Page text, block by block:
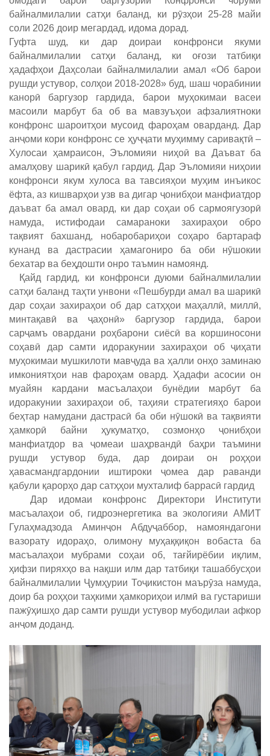
байналмилалии сатҳи баланд, ки рӯзҳои 25-28 майи
соли 2026 доир мегардад, идома дорад.
Гуфта шуд, ки дар доираи конфронси якуми
байналмилалии сатҳи баланд, ки оғози татбиқи
ҳадафҳои Даҳсолаи байналмилалии амал «Об барои
рушди устувор, солҳои 2018-2028» буд, шаш чорабинии
канорӣ баргузор гардида, барои муҳокимаи васеи
масоили марбут ба об ва мавзуъҳои афзалиятноки
конфронс шароитҳои мусоид фароҳам оварданд. Дар
анҷоми кори конфронс се ҳуҷҷати муҳимму саривақтӣ –
Хулосаи ҳамраисон, Эъломияи ниҳоӣ ва Даъват ба
амалҳову шарикӣ қабул гардид. Дар Эъломияи ниҳоии
конфронси якум хулоса ва тавсияҳои муҳим инъикос
ёфта, аз кишварҳои узв ва дигар ҷонибҳои манфиатдор
даъват ба амал овард, ки дар соҳаи об сармоягузорӣ
намуда, истифодаи самараноки захираҳои обро
тақвият бахшанд, нобаробариҳои соҳаро бартараф
кунанд ва дастрасии ҳамагониро ба оби нӯшокии
бехатар ва беҳдошти онро таъмин намоянд.
Қайд гардид, ки конфронси дуюми байналмилалии
сатҳи баланд таҳти унвони «Пешбурди амал ва шарикӣ
дар соҳаи захираҳои об дар сатҳҳои маҳаллӣ, миллӣ,
минтақавӣ ва ҷаҳонӣ» баргузор гардида, барои
сарҷамъ овардани роҳбарони сиёсӣ ва коршиносони
соҳавӣ дар самти идоракунии захираҳои об ҷиҳати
муҳокимаи мушкилоти мавҷуда ва ҳалли онҳо заминаю
имкониятҳои нав фароҳам овард. Ҳадафи асосии он
муайян кардани масъалаҳои бунёдии марбут ба
идоракунии захираҳои об, таҳияи стратегияҳо барои
беҳтар намудани дастрасӣ ба оби нӯшокӣ ва тақвияти
ҳамкорӣ байни ҳукуматҳо, созмонҳо ҷонибҳои
манфиатдор ва ҷомеаи шаҳрвандӣ баҳри таъмини
рушди устувор буда, дар доираи он роҳҳои
ҳавасмандгардонии иштироки ҷомеа дар раванди
қабули қарорҳо дар сатҳҳои мухталиф баррасӣ гардид
Дар идомаи конфронс Директори Институти
масъалаҳои об, гидроэнергетика ва экологияи АМИТ
Гулаҳмадзода Аминҷон Абдуҷаббор, намояндагони
вазорату идораҳо, олимону муҳаққиқон вобаста ба
масъалаҳои мубрами соҳаи об, тағйирёбии иқлим,
ҳифзи пиряхҳо ва нақши илм дар татбиқи ташаббусҳои
байналмилалии Ҷумҳурии Тоҷикистон маърӯза намуда,
доир ба роҳҳои таҳкими ҳамкориҳои илмӣ ва густариши
пажӯҳишҳо дар самти рушди устувор мубодилаи афкор
анҷом доданд.